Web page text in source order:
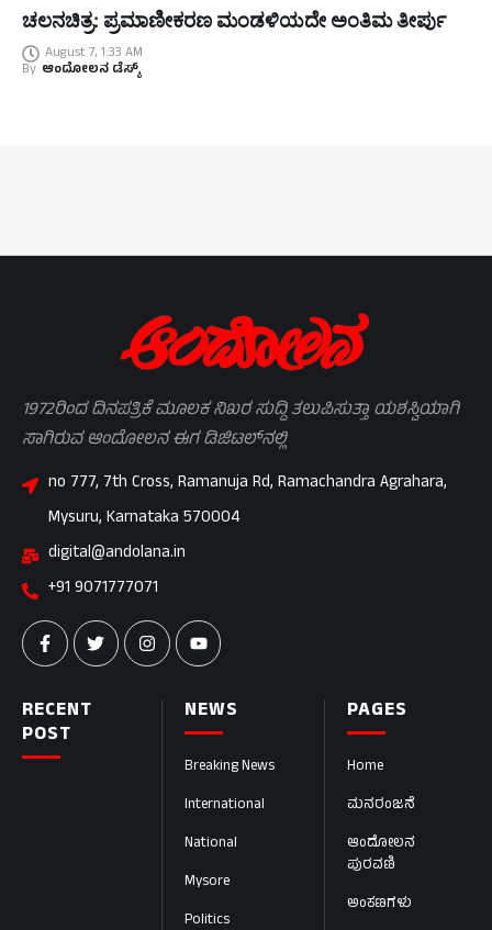
ಚಲನಚಿತ್ರ: ಪ್ರಮಾಣೀಕರಣ ಮಂಡಳಿಯದೇ ಅಂತಿಮ ತೀರ್ಪು
August 7, 1:33 AM
By ಆಂದೋಲನ ಡೆಸ್ಕ್
PAGES
Home
ಮನರಂಜನೆ
ಆಂದೋಲನ
ಪುರವಣಿ
ಅಂಕಣಗಳು
NEWS
Breaking News
International
National
Mysore
Politics
RECENT
POST
1972ರಿಂದ ದಿನಪತ್ರಿಕೆ ಮೂಲಕ ನಿಖರ ಸುದ್ದಿ ತಲುಪಿಸುತ್ತಾ ಯಶಸ್ವಿಯಾಗಿ
ಸಾಗಿರುವ ಆಂದೋಲನ ಈಗ ಡಿಜಿಟಲ್‌ನಲ್ಲಿ
no 777, 7th Cross, Ramanuja Rd, Ramachandra Agrahara,
Mysuru, Karnataka 570004
digital@andolana.in
+91 9071777071